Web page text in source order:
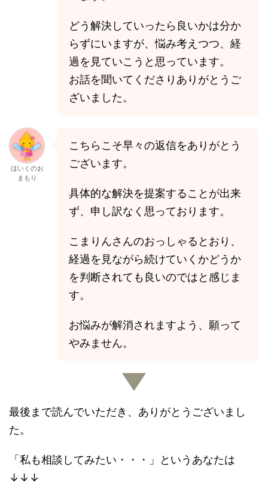
どう解決していったら良いかは分か
らずにいますが、悩み考えつつ、経
過を見ていこうと思っています。
お話を聞いてくださりありがとうご
ざいました。
ほいくのお
まもり
こちらこそ早々の返信をありがとう
ございます。
具体的な解決を提案することが出来
ず、申し訳なく思っております。
こまりんさんのおっしゃるとおり、
経過を見ながら続けていくかどうか
を判断されても良いのではと感じま
す。
お悩みが解消されますよう、願って
やみません。
最後まで読んでいただき、ありがとうございまし
た。
「私も相談してみたい・・・」というあなたは
↓↓↓